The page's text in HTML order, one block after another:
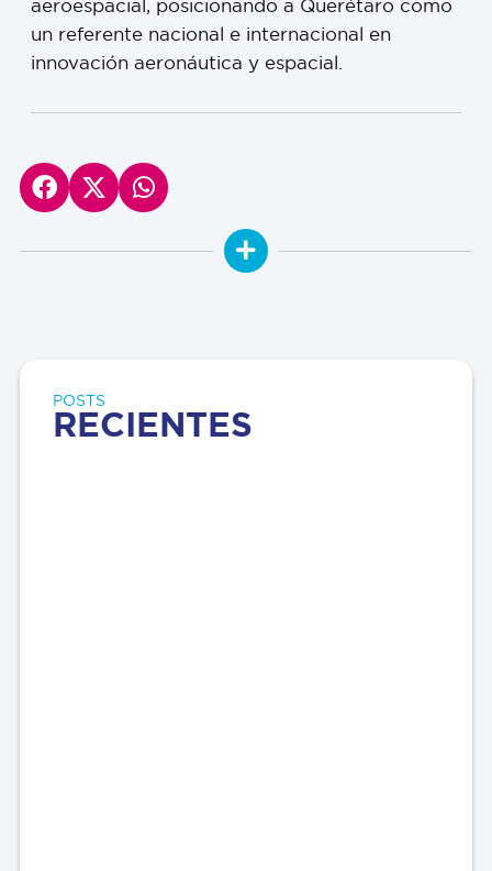
aeroespacial, posicionando a Querétaro como
un referente nacional e internacional en
innovación aeronáutica y espacial.
POSTS
RECIENTES